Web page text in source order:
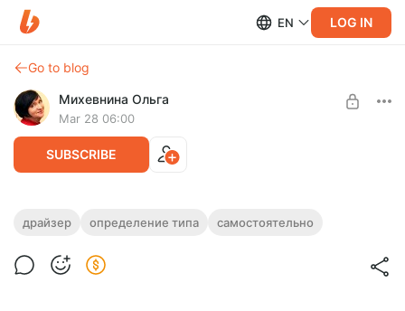
EN LOG IN
Go to blog
Михевнина Ольга
Mar 28 06:00
SUBSCRIBE
Драйзер - определи свой
Драйзер - определи свой соционический тип сам
Доступ ко всем видеороликам на месяц
драйзер определение типа самостоятельно